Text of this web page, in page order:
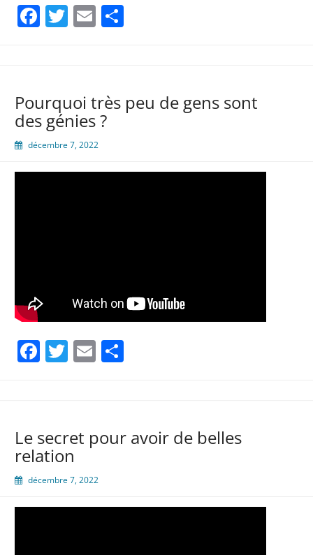
Facebook
Twitter
Email
Pourquoi très peu de gens sont
des génies ?
décembre 7, 2022
Facebook
Twitter
Email
Le secret pour avoir de belles
relation
décembre 7, 2022